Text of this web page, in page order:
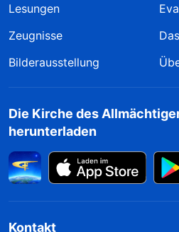
Lesungen
Zeugnisse
Bilderausstellung
Die Kirche des
herunterladen
Kontakt